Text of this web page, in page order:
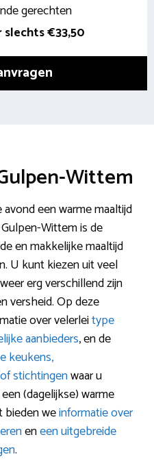
gerechten
€33,50
Wittem
een warme maaltijd
Wittem is de
en makkelijke maaltijd
U kunt kiezen uit veel
erg verschillend zijn
versheid. Op deze
over velerleitype
aanbieders, en de
keukens,
stichtingenwaar u
(dagelijkse) warme
bieden weinformatie over
eneen uitgebreide
.